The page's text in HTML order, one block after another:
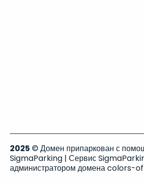
2025 © Домен припаркован с
SigmaParking | Сервис
администратором домена colors-